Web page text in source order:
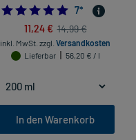
7*
11,24 € 14,99 €
inkl. MwSt. zzgl. Versandkosten
Lieferbar
56,20 € / l
In den Warenkorb